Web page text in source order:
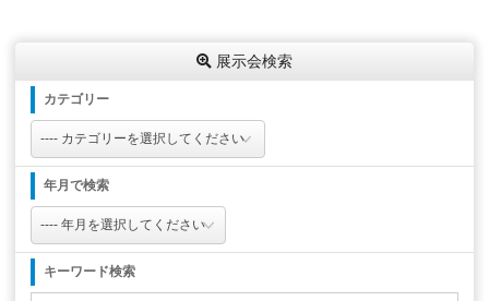
展示会検索
カテゴリー
年月で検索
キーワード検索